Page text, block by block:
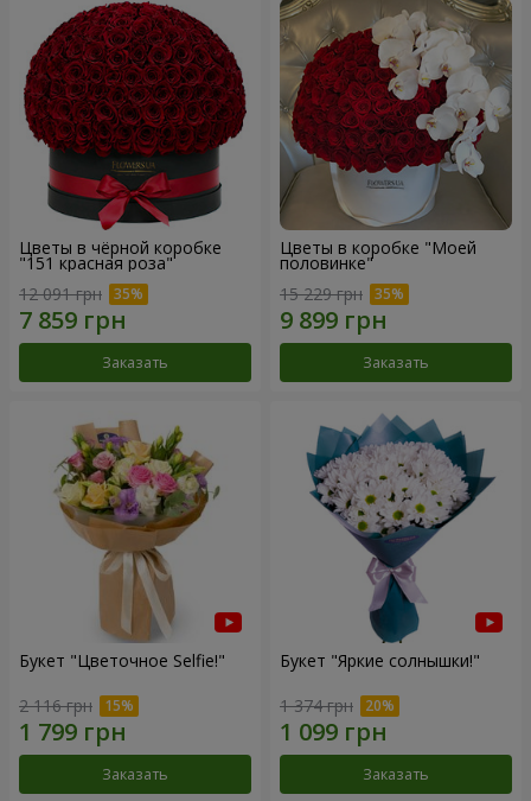
Цветы в чёрной коробке
"151 красная роза"
12 091 грн
Заказать
Цветы в коробке "Моей
половинке"
15 229 грн
Заказать
Букет "Цветочное Selfie!"
2 116 грн
Заказать
Букет "Яркие солнышки!"
1 374 грн
Заказать